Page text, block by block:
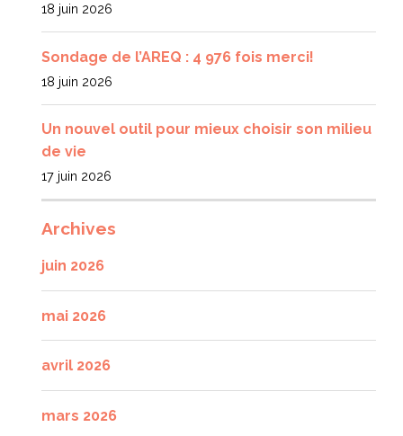
18 juin 2026
Sondage de l’AREQ : 4 976 fois merci!
18 juin 2026
Un nouvel outil pour mieux choisir son milieu
de vie
17 juin 2026
Archives
juin 2026
mai 2026
avril 2026
mars 2026